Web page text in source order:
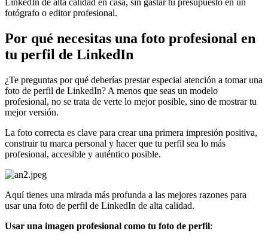
LinkedIn de alta calidad en casa, sin gastar tu presupuesto en un
fotógrafo o editor profesional.
Por qué necesitas una foto profesional en
tu perfil de LinkedIn
¿Te preguntas por qué deberías prestar especial atención a tomar una
foto de perfil de LinkedIn? A menos que seas un modelo
profesional, no se trata de verte lo mejor posible, sino de mostrar tu
mejor versión.
La foto correcta es clave para crear una primera impresión positiva,
construir tu marca personal y hacer que tu perfil sea lo más
profesional, accesible y auténtico posible.
Aquí tienes una mirada más profunda a las mejores razones para
usar una foto de perfil de LinkedIn de alta calidad.
Usar una imagen profesional como tu foto de perfil: